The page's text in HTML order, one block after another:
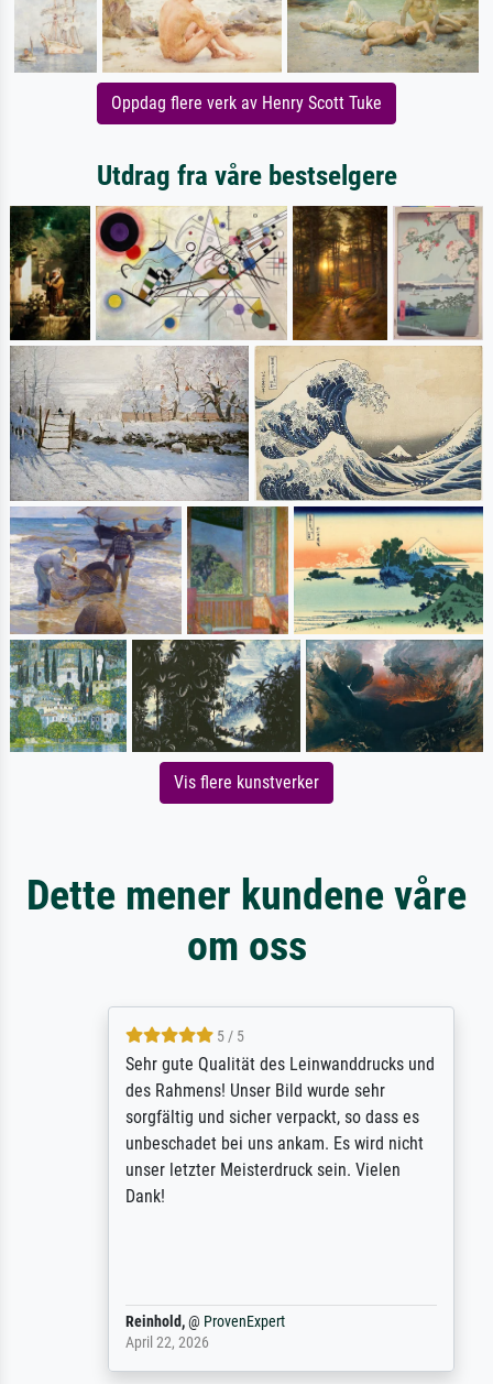
Oppdag flere verk av Henry Scott Tuke
Utdrag fra våre bestselgere
Vis flere kunstverker
Dette mener kundene våre
om oss
5 / 5
Sehr gute Qualität des Leinwanddrucks und
des Rahmens! Unser Bild wurde sehr
sorgfältig und sicher verpackt, so dass es
unbeschadet bei uns ankam. Es wird nicht
unser letzter Meisterdruck sein. Vielen
Dank!
Reinhold,@ProvenExpert
April 22, 2026